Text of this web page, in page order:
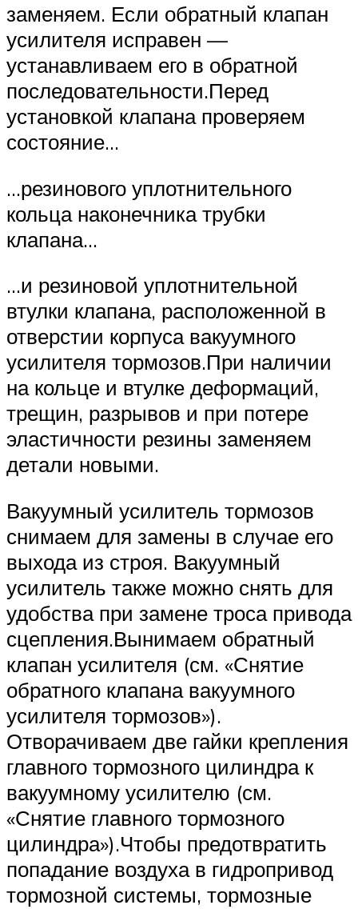
заменяем. Если обратный клапан
усилителя исправен —
устанавливаем его в обратной
последовательности.Перед
установкой клапана проверяем
состояние…
…резинового уплотнительного
кольца наконечника трубки
клапана…
…и резиновой уплотнительной
втулки клапана, расположенной в
отверстии корпуса вакуумного
усилителя тормозов.При наличии
на кольце и втулке деформаций,
трещин, разрывов и при потере
эластичности резины заменяем
детали новыми.
Вакуумный усилитель тормозов
снимаем для замены в случае его
выхода из строя. Вакуумный
усилитель также можно снять для
удобства при замене троса привода
сцепления.Вынимаем обратный
клапан усилителя (см. «Снятие
обратного клапана вакуумного
усилителя тормозов»).
Отворачиваем две гайки крепления
главного тормозного цилиндра к
вакуумному усилителю (см.
«Снятие главного тормозного
цилиндра»).Чтобы предотвратить
попадание воздуха в гидропривод
тормозной системы, тормозные